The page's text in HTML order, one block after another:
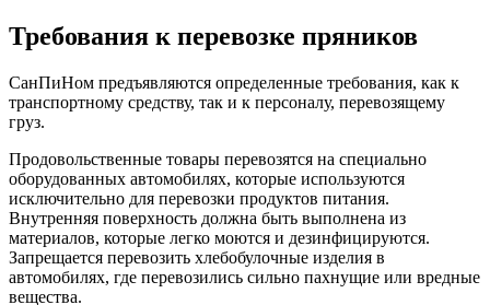
Требования к перевозке пряников
СанПиНом предъявляются определенные требования, как к
транспортному средству, так и к персоналу, перевозящему
груз.
Продовольственные товары перевозятся на специально
оборудованных автомобилях, которые используются
исключительно для перевозки продуктов питания.
Внутренняя поверхность должна быть выполнена из
материалов, которые легко моются и дезинфицируются.
Запрещается перевозить хлебобулочные изделия в
автомобилях, где перевозились сильно пахнущие или вредные
вещества.